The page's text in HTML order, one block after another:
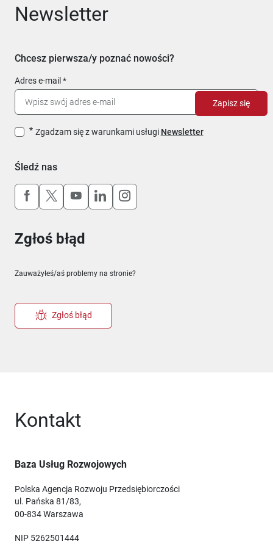
Newsletter
Chcesz pierwsza/y poznać nowości?
Adres e-mail
Zgadzam się z warunkami usługi Newsletter
Zapisz się
Śledź nas
Uwaga, link otworzy się w nowym oknie
Uwaga, link otworzy się w nowym oknie
Uwaga, link otworzy się w nowym
Uwaga, link otworzy się w
Uwaga, link otworzy się w
Zgłoś błąd
Zauważyłeś/aś problemy na stronie?
Zgłoś błąd
Kontakt
Baza Usług Rozwojowych
Polska Agencja Rozwoju Przedsiębiorczości
ul. Pańska 81/83,
00-834 Warszawa
NIP 5262501444